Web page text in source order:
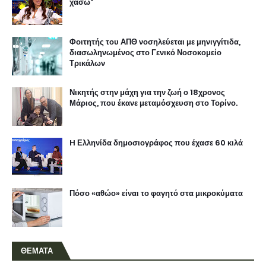
Φοιτητής του ΑΠΘ νοσηλεύεται με μηνιγγίτιδα,
διασωληνωμένος στο Γενικό Νοσοκομείο
Τρικάλων
Νικητής στην μάχη για την ζωή ο 18χρονος
Μάριος, που έκανε μεταμόσχευση στο Τορίνο.
H Ελληνίδα δημοσιογράφος που έχασε 60 κιλά
Πόσο «αθώο» είναι το φαγητό στα μικροκύματα
ΘΕΜΑΤΑ